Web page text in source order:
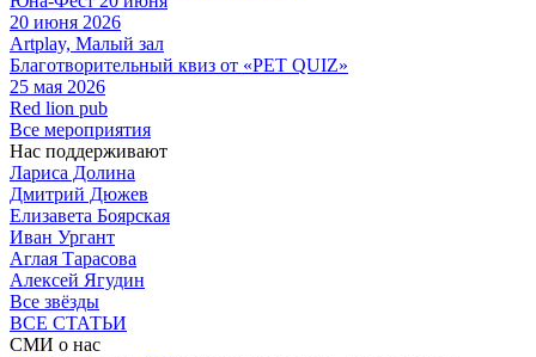
20 июня 2026
Artplay, Малый зал
Благотворительный квиз от «PET QUIZ»
25 мая 2026
Red lion pub
Все мероприятия
Нас поддерживают
Лариса Долина
Дмитрий Дюжев
Елизавета Боярская
Иван Ургант
Аглая Тарасова
Алексей Ягудин
Все звёзды
ВСЕ СТАТЬИ
СМИ о нас